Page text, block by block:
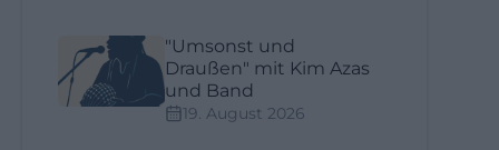
"Umsonst und
Draußen" mit Kim Azas
und Band
19. August 2026